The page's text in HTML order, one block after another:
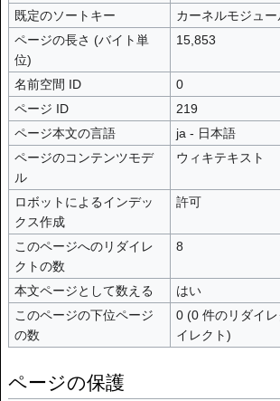
既定のソートキー
カーネルモジュー
ページの長さ (バイト単
位)
15,853
名前空間 ID
0
ページ ID
219
ページ本文の言語
ja - 日本語
ページのコンテンツモデ
ル
ウィキテキスト
ロボットによるインデッ
クス作成
許可
このページへのリダイレ
クトの数
8
本文ページとして数える
はい
このページの下位ページ
の数
0 (0 件のリダイ
イレクト)
ページの保護